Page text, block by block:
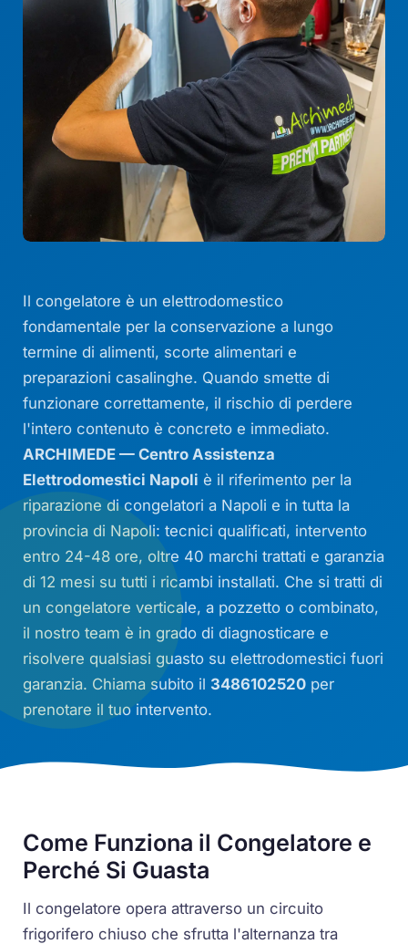
Il congelatore è un elettrodomestico
fondamentale per la conservazione a lungo
termine di alimenti, scorte alimentari e
preparazioni casalinghe. Quando smette di
funzionare correttamente, il rischio di perdere
l'intero contenuto è concreto e immediato.
ARCHIMEDE — Centro Assistenza
Elettrodomestici Napoli è il riferimento per la
riparazione di congelatori a Napoli e in tutta la
provincia di Napoli: tecnici qualificati, intervento
entro 24-48 ore, oltre 40 marchi trattati e garanzia
di 12 mesi su tutti i ricambi installati. Che si tratti di
un congelatore verticale, a pozzetto o combinato,
il nostro team è in grado di diagnosticare e
risolvere qualsiasi guasto su elettrodomestici fuori
garanzia. Chiama subito il 3486102520 per
prenotare il tuo intervento.
Come Funziona il Congelatore e
Perché Si Guasta
Il congelatore opera attraverso un circuito
frigorifero chiuso che sfrutta l'alternanza tra